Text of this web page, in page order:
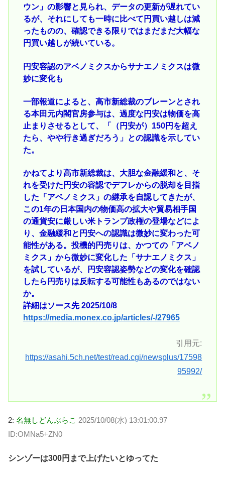
ウン」の影響と見られ、データの更新が遅れてい
るが、それにしても一時に比べて円買い越しは減
ったものの、確認できる限りではまだまだ大幅な
円買い越しが続いている。
円安容認のアベノミクスからサナエノミクスは微
妙に変化も
一部報道によると、高市新総裁のブレーンとされ
る本田元内閣官房参与は、過度な円安は物価を高
止まりさせるとして、「（円安が）150円を超え
たら、やや行き過ぎだろう」との認識を示してい
た。
かねてより高市新総裁は、大胆な金融緩和と、そ
れを受けた円安の容認でデフレからの脱却を目指
した「アベノミクス」の継承を自認してきたが、
この1年の日本国内の物価高の拡大や貿易相手国
の通貨安に厳しい米トランプ政権の登場などによ
り、金融緩和と円安への認識は微妙に変わった可
能性がある。投機的円売りは、かつての「アベノ
ミクス」から微妙に変化した「サナエノミクス」
を試しているが、円安容認姿勢などの変化を確認
したら円売りは反転する可能性もあるのではない
か。
詳細はソース先 2025/10/8
https://media.monex.co.jp/articles/-/27965
引用元:
https://asahi.5ch.net/test/read.cgi/newsplus/17598
95992/
2: 名無しどんぶらこ 2025/10/08(水) 13:01:00.97
ID:OMNa5+ZN0
シンゾーは300円まで上げたいとゆってた